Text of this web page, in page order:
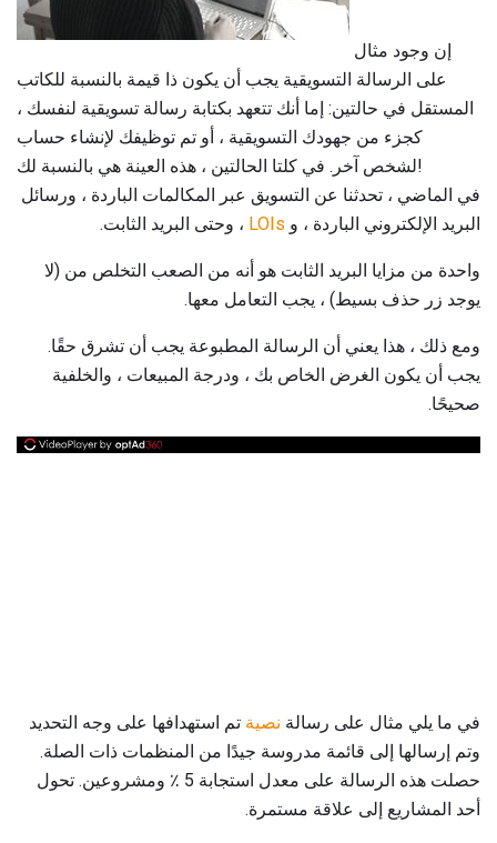
على الرسالة التسويقية يجب أن يكون ذا قيمة بالنسبة للكاتب
المستقل في حالتين: إما أنك تتعهد بكتابة رسالة تسويقية لنفسك ،
كجزء من جهودك التسويقية ، أو تم توظيفك لإنشاء حساب
لشخص آخر. في كلتا الحالتين ، هذه العينة هي بالنسبة لك!
في الماضي ، تحدثنا عن التسويق عبر المكالمات الباردة ، ورسائل
البريد الإلكتروني الباردة ، و LOIs ، وحتى البريد الثابت.
واحدة من مزايا البريد الثابت هو أنه من الصعب التخلص من (لا
يوجد زر حذف بسيط) ، يجب التعامل معها.
ومع ذلك ، هذا يعني أن الرسالة المطبوعة يجب أن تشرق حقًا.
يجب أن يكون الغرض الخاص بك ، ودرجة المبيعات ، والخلفية
صحيحًا.
في ما يلي مثال على رسالة نصية تم استهدافها على وجه التحديد
وتم إرسالها إلى قائمة مدروسة جيدًا من المنظمات ذات الصلة.
حصلت هذه الرسالة على معدل استجابة 5 ٪ ومشروعين. تحول
أحد المشاريع إلى علاقة مستمرة.